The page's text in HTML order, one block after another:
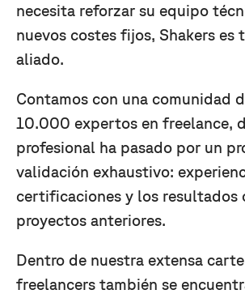
necesita reforzar su equipo
nuevos costes fijos, Shakers es
aliado.
Contamos con una comunidad
10.000 expertos en freelance,
profesional ha pasado por un
validación exhaustivo:
certificaciones y los resultados
proyectos anteriores.
Dentro de nuestra extensa
freelancers también se